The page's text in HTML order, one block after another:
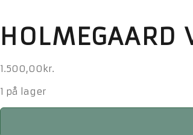
HOLMEGAARD
1.500,00 kr.
1 på lager
Holmegaard